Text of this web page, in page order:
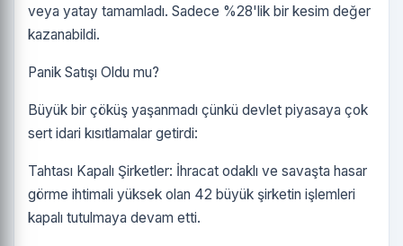
veya yatay tamamladı. Sadece %28'lik bir kesim değer
kazanabildi.
Panik Satışı Oldu mu?
Büyük bir çöküş yaşanmadı çünkü devlet piyasaya çok
sert idari kısıtlamalar getirdi:
Tahtası Kapalı Şirketler: İhracat odaklı ve savaşta hasar
görme ihtimali yüksek olan 42 büyük şirketin işlemleri
kapalı tutulmaya devam etti.